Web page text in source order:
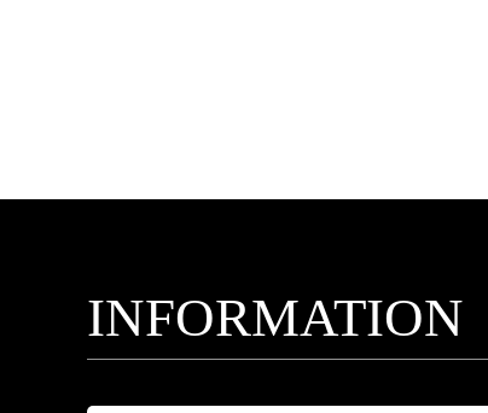
INFORMATION